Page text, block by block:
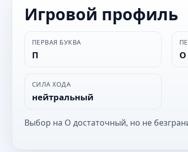
Игровой профиль
ПЕРВАЯ БУКВА
П О
СИЛА ХОДА
нейтральный
Выбор на О достаточный, но не